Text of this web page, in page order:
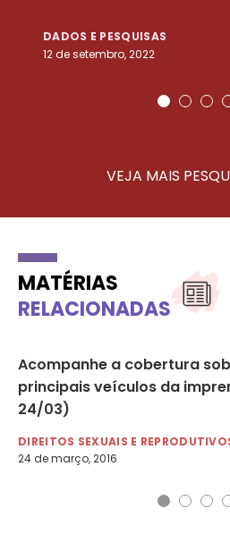
DADOS E PESQUISAS
12 de setembro, 2022
VEJA MAIS
MATÉRIAS
RELACIONADAS
Acompanhe a cobertura
principais veículos da
24/03)
DIREITOS SEXUAIS E
24 de março, 2016